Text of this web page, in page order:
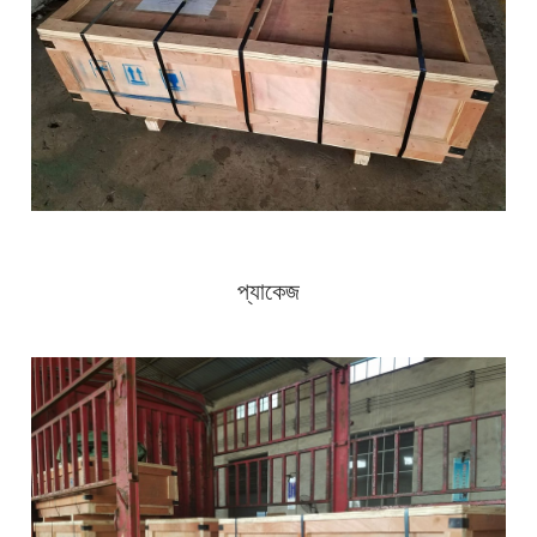
প্যাকেজ